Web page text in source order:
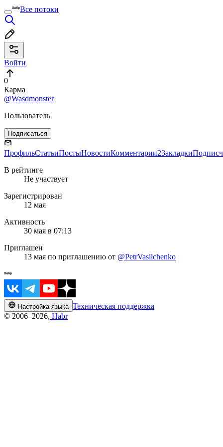
Все потоки
Войти
0
Карма
@Wasdmonster
Пользователь
Подписаться
ПрофильСтатьиПостыНовостиКомментарии2Закладки
В рейтинге
Не участвует
Зарегистрирован
12 мая
Активность
30 мая в 07:13
Приглашен
13 мая по приглашению от @PetrVasilchenko
Настройка языка Техническая поддержка
© 2006–2026, Habr